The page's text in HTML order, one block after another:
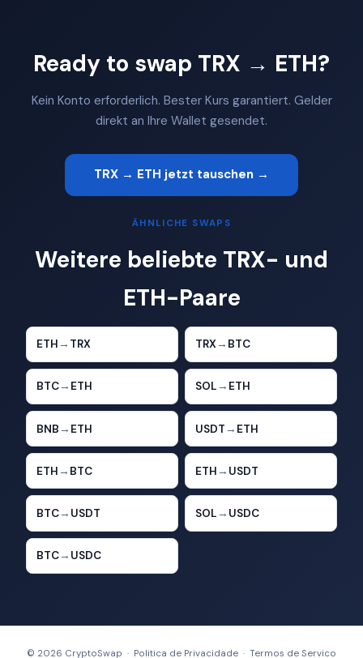
Ready to swap TRX → ETH?
Kein Konto erforderlich. Bester Kurs garantiert. Gelder
direkt an Ihre Wallet gesendet.
TRX → ETH jetzt tauschen →
ÄHNLICHE SWAPS
Weitere beliebte TRX- und
ETH-Paare
ETH → TRX TRX→ BTC
BTC→ ETH SOL → ETH
BNB → ETH USDT → ETH
ETH → BTC ETH → USDT
BTC→ USDT SOL → USDC
BTC→ USDC
© 2026 CryptoSwap · Politica de Privacidade · Termos de Servico